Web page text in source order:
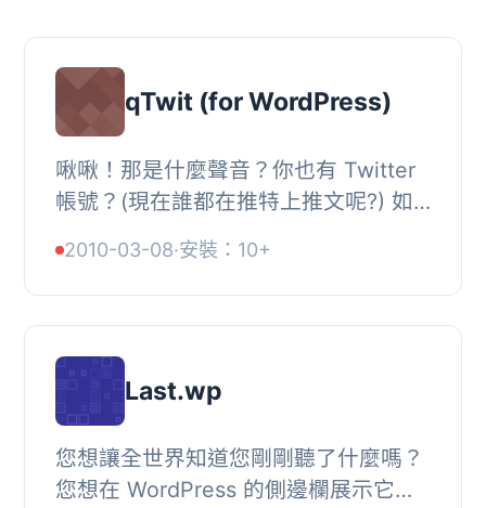
qTwit (for WordPress)
啾啾！那是什麼聲音？你也有 Twitter
帳號？(現在誰都在推特上推文呢?) 如
WordPress 吧！好消息是，你找到了
qTwit！, 當然，q...
2010-03-08·安裝：10+
Last.wp
您想讓全世界知道您剛剛聽了什麼嗎？
您想在 WordPress 的側邊欄展示它